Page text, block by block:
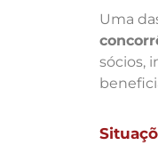
Uma
sócios,